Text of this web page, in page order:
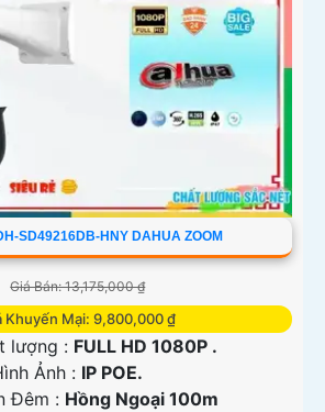
SD49216DB-HNY DAHUA ZOOM
Giá Bán: 13,175,000 ₫
Khuyến Mại: 9,800,000 ₫
lượng : FULL HD 1080P .
Ảnh : IP POE.
Đêm : Hồng Ngoại 100m